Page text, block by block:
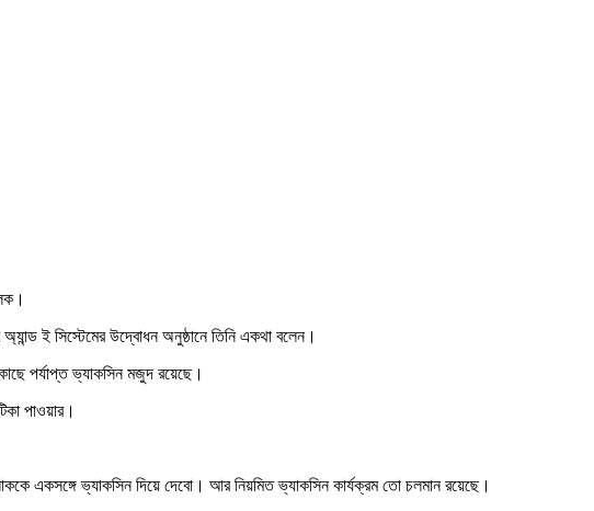
ই সিস্টেমের উদ্বোধন অনুষ্ঠানে তিনি একথা বলেন।
পর্যাপ্ত ভ্যাকসিন মজুদ রয়েছে।
পাওয়ার।
একসঙ্গে ভ্যাকসিন দিয়ে দেবো। আর নিয়মিত ভ্যাকসিন কার্যক্রম তো চলমান রয়েছে।